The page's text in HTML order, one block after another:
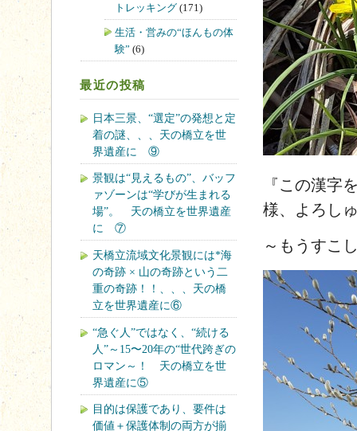
『この漢字
様、よろし
～もうすこ
トレッキング (171)
生活・営みの“ほんもの体
験” (6)
最近の投稿
日本三景、“選定”の発想と定
着の謎、、、天の橋立を世
界遺産に ⑨
景観は“見えるもの”、バッフ
ァゾーンは“学びが生まれる
場”。 天の橋立を世界遺産
に ⑦
天橋立流域文化景観には*海
の奇跡 × 山の奇跡という二
重の奇跡！！、、、天の橋
立を世界遺産に⑥
“急ぐ人”ではなく、“続ける
人”～15〜20年の“世代跨ぎの
ロマン～！ 天の橋立を世
界遺産に⑤
目的は保護であり、要件は
価値＋保護体制の両方が揃